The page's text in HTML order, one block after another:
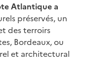
Atlantique a
préservés, un
des terroirs
Bordeaux, ou
et architectural